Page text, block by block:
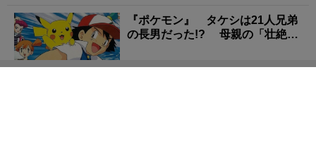
『ポケモン』 タケシは21人兄弟
の長男だった!? 母親の「壮絶な